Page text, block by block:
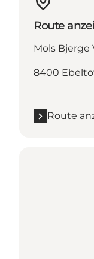
Route
Mols Bjerge
8400
Route